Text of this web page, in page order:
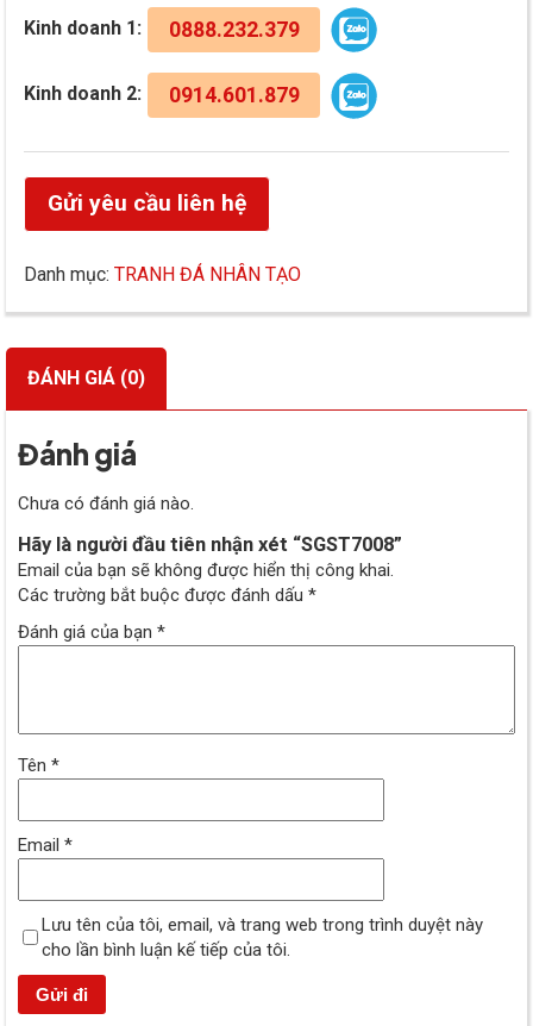
Kinh doanh 1: 0888.232.379
Kinh doanh 2: 0914.601.879
Gửi yêu cầu liên hệ
Danh mục: TRANH ĐÁ NHÂN TẠO
ĐÁNH GIÁ (0)
Đánh giá
Chưa có đánh giá nào.
Hãy là người đầu tiên nhận xét “SGST7008”
Email của bạn sẽ không được hiển thị công khai.
Các trường bắt buộc được đánh dấu *
Đánh giá của bạn *
Tên *
Email *
Lưu tên của tôi, email, và trang web trong trình duyệt này
cho lần bình luận kế tiếp của tôi.